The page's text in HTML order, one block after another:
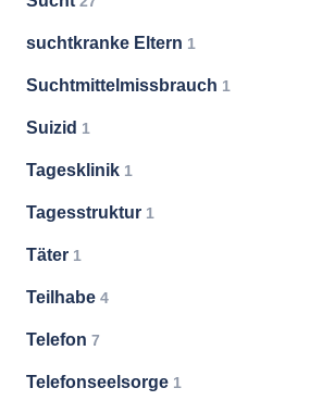
suchtkranke Eltern 1
Suchtmittelmissbrauch 1
Suizid 1
Tagesklinik 1
Tagesstruktur 1
Täter 1
Teilhabe 4
Telefon 7
Telefonseelsorge 1